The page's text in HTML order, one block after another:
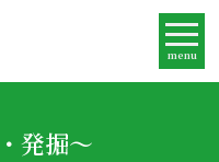
menu
発掘～